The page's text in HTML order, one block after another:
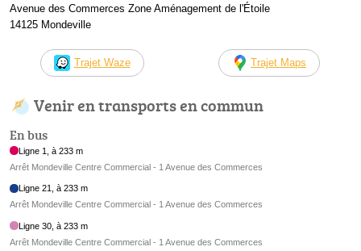
Avenue des Commerces Zone Aménagement de l'Étoile
14125 Mondeville
Trajet Waze Trajet Maps
Venir en transports en commun
En bus
Ligne 1, à 233 m
Arrêt Mondeville Centre Commercial - 1 Avenue des Commerces
Ligne 21, à 233 m
Arrêt Mondeville Centre Commercial - 1 Avenue des Commerces
Ligne 30, à 233 m
Arrêt Mondeville Centre Commercial - 1 Avenue des Commerces